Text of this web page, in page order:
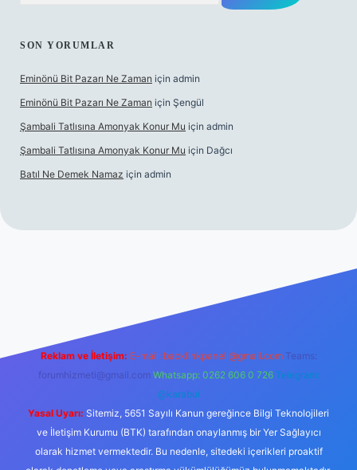
SON YORUMLAR
Eminönü Bit Pazarı Ne Zaman için admin
Eminönü Bit Pazarı Ne Zaman için Şengül
Şambali Tatlısına Amonyak Konur Mu için admin
Şambali Tatlısına Amonyak Konur Mu için Dağcı
Batıl Ne Demek Namaz için admin
Reklam ve İletişim: E-mail: backlinkpaneli@gmail.com Teams:
forumhizmeti@gmail.com Whatsapp: 0262 606 0 726 Telegram:
@karabul
Yasal Uyarı: Sitemiz, 5651 Sayılı Kanun gereğince Bilgi Teknolojileri
ve İletişim Kurumu (BTK) tarafından onaylanmış bir Yer Sağlayıcı
olarak hizmet vermektedir. Bu nedenle, sitedeki içerikleri proaktif